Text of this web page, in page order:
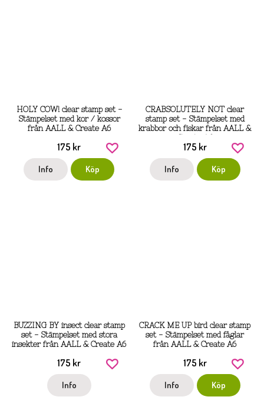
HOLY COW! clear stamp set -
Stämpelset med kor / kossor
från AALL & Create A6
175 kr
Info Köp
CRABSOLUTELY NOT clear
stamp set - Stämpelset med
krabbor och fiskar från AALL &
175 kr
Info Köp
BUZZING BY insect clear stamp
set - Stämpelset med stora
insekter från AALL & Create A6
175 kr
Info
CRACK ME UP bird clear stamp
set - Stämpelset med fåglar
från AALL & Create A6
175 kr
Info Köp